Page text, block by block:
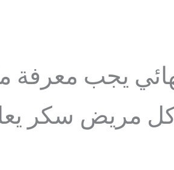
يجب معرفة
كل مريض سكر